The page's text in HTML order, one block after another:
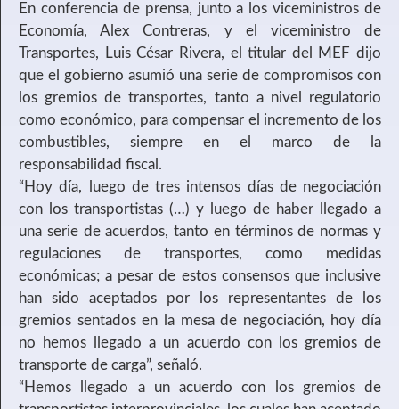
En conferencia de prensa, junto a los viceministros de
Economía, Alex Contreras, y el viceministro de
Transportes, Luis César Rivera, el titular del MEF dijo
que el gobierno asumió una serie de compromisos con
los gremios de transportes, tanto a nivel regulatorio
como económico, para compensar el incremento de los
combustibles, siempre en el marco de la
responsabilidad fiscal.
“Hoy día, luego de tres intensos días de negociación
con los transportistas (…) y luego de haber llegado a
una serie de acuerdos, tanto en términos de normas y
regulaciones de transportes, como medidas
económicas; a pesar de estos consensos que inclusive
han sido aceptados por los representantes de los
gremios sentados en la mesa de negociación, hoy día
no hemos llegado a un acuerdo con los gremios de
transporte de carga”, señaló.
“Hemos llegado a un acuerdo con los gremios de